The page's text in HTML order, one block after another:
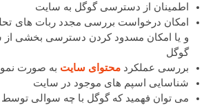
اطمینان از دسترسی گوگل به سایت
امکان درخواست بررسی مجدد ربات های
و یا امکان مسدود کردن دسترسی بخشی از
گوگل
بررسی عملکردمحتوای سایت به صورت
شناسایی اسپم های موجود در سایت
می توان فهمید که گوگل با چه سوالی توسط